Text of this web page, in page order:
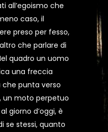
all’egoismo che
caso, il
preso per fesso,
che parlare di
quadro un uomo
una freccia
punta verso
un moto perpetuo
giorno d’oggi, è
se stessi, quanto